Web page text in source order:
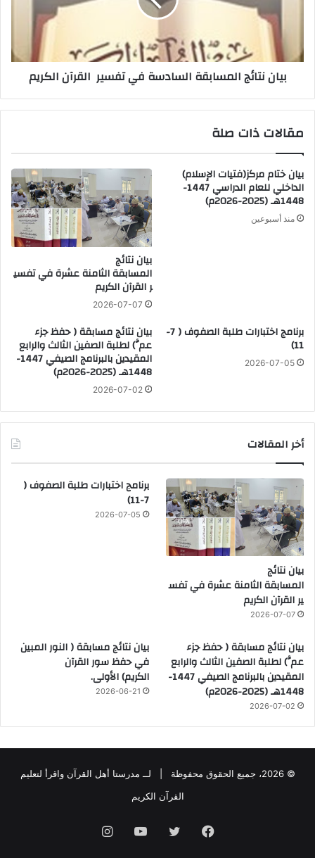
بيان نتائج المسابقة السادسة في تفسير القرآن الكريم
مقالات ذات صلة
بيان ختام مركز(فتيات الإسلام)
الداخلي للعام الدراسي 1447-
1448هـ (2025-2026م)
منذ أسبوعين
بيان نتائج
المسابقة الثامنة عشرة في تفسي
ر القرآن الكريم
2026-07-07
برنامج اختبارات طلبة الصفوف ( 7-
11)
2026-07-05
بيان نتائج مسابقة ( حفظ جزء
عمَّ) لطلبة الصفين الثالث والرابع
المقيدين بالبرنامج الصيفي 1447-
1448هـ (2025-2026م)
2026-07-02
أخر المقالات
بيان نتائج
المسابقة الثامنة عشرة في تفس
ير القرآن الكريم
2026-07-07
برنامج اختبارات طلبة الصفوف (
7-11)
2026-07-05
بيان نتائج مسابقة ( حفظ جزء
عمَّ) لطلبة الصفين الثالث والرابع
المقيدين بالبرنامج الصيفي 1447-
1448هـ (2025-2026م)
2026-07-02
بيان نتائج مسابقة ( النور المبين
في حفظ سور القرآن
الكريم) الأولى.
2026-06-21
© 2026، جميع الحقوق محفوظة |
لــ مدرستا أهل القرآن واقرأ لتعليم
القرآن الكريم
فيسبوك تويتر يوتيوب